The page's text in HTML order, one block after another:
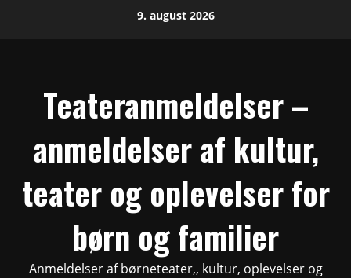
9. august 2026
Teateranmeldelser –
anmeldelser af kultur,
teater og oplevelser for
børn og familier
Anmeldelser af børneteater,, kultur, oplevelser og